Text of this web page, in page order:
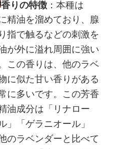
香りの特徴 ：本種は
精油を溜めており、腺
指で触るなどの刺激を
が外に溢れ周囲に強い
この香りは、他のラベ
に似た甘い香りがある
に多いです。この芳香
油成分は「リナロー
」「ゲラニオール」
のラベンダーと比べて